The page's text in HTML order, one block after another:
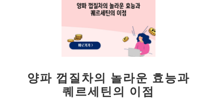
양파 껍질차의 놀라운 효능과
퀘르세틴의 이점